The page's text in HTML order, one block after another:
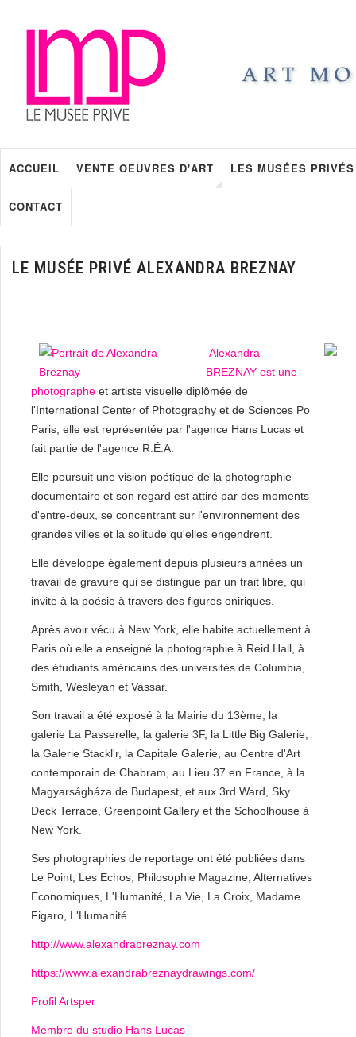
ACCUEIL VENTE OEUVRES D'ART LES MUSÉES PRIVÉS
CONTACT
LE MUSÉE PRIVÉ ALEXANDRA BREZNAY
Alexandra
BREZNAY est une
photographe et artiste visuelle diplômée de
l'International Center of Photography et de Sciences Po
Paris, elle est représentée par l'agence Hans Lucas et
fait partie de l'agence R.É.A.
Elle poursuit une vision poétique de la photographie
documentaire et son regard est attiré par des moments
d'entre-deux, se concentrant sur l'environnement des
grandes villes et la solitude qu'elles engendrent.
Elle développe également depuis plusieurs années un
travail de gravure qui se distingue par un trait libre, qui
invite à la poésie à travers des figures oniriques.
Après avoir vécu à New York, elle habite actuellement à
Paris où elle a enseigné la photographie à Reid Hall, à
des étudiants américains des universités de Columbia,
Smith, Wesleyan et Vassar.
Son travail a été exposé à la Mairie du 13ème, la
galerie La Passerelle, la galerie 3F, la Little Big Galerie,
la Galerie Stackl'r, la Capitale Galerie, au Centre d'Art
contemporain de Chabram, au Lieu 37 en France, à la
Magyarságháza de Budapest, et aux 3rd Ward, Sky
Deck Terrace, Greenpoint Gallery et the Schoolhouse à
New York.
Ses photographies de reportage ont été publiées dans
Le Point, Les Echos, Philosophie Magazine, Alternatives
Economiques, L'Humanité, La Vie, La Croix, Madame
Figaro, L'Humanité...
http://www.alexandrabreznay.com
https://www.alexandrabreznaydrawings.com/
Profil Artsper
Membre du studio Hans Lucas